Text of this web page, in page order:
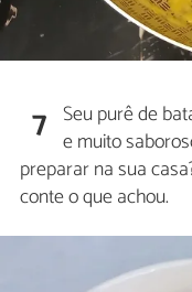
7 Seu purê de
e muito
preparar na sua
conte o que achou.